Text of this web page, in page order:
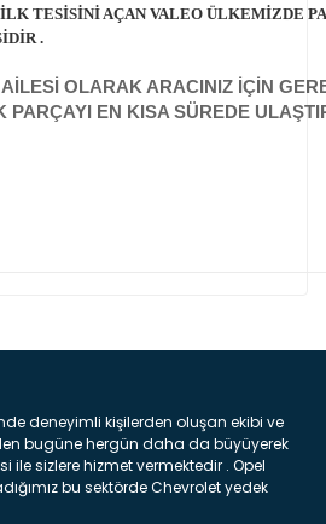
TESİSİNİ AÇAN VALEO ÜLKEMİZDE
.
OLARAK ARACINIZ İÇİN
PARÇAYI EN KISA SÜREDE
Yorum Yaz
deneyimli kişilerden oluşan ekibi ve
bugüne hergün daha da büyüyerek
ile sizlere hizmet vermektedir . Opel
bu sektörde Chevrolet yedek